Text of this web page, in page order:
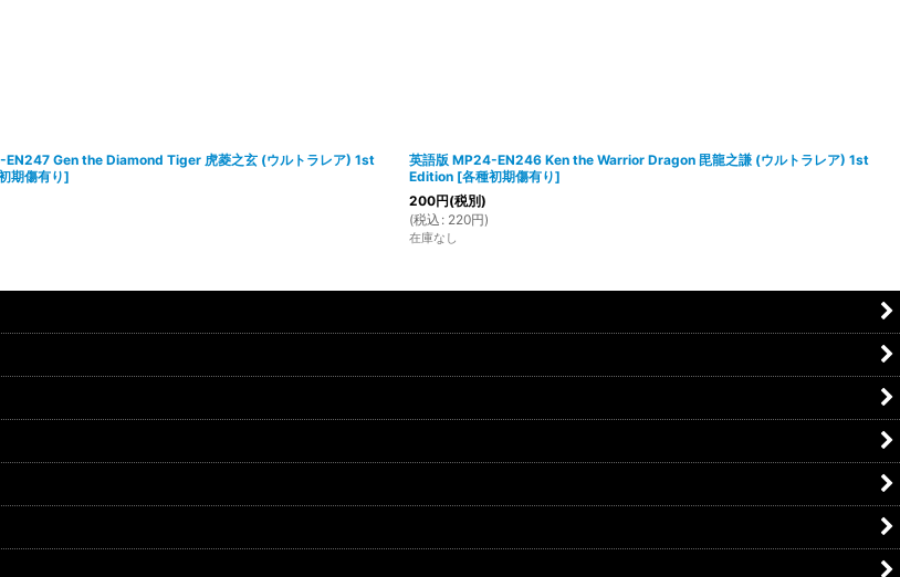
EN247 Gen the Diamond Tiger 虎菱之玄 (ウルトラレア) 1st
期傷有り]
英語版 MP24-EN246 Ken the Warrior Dragon 毘龍之謙 (ウルトラレア) 1st
Edition [各種初期傷有り]
200円(税別)
(税込 : 220円)
在庫なし